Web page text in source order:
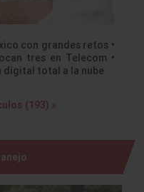
con grandes retos •
tres en Telecom •
total a la nube
(193) »